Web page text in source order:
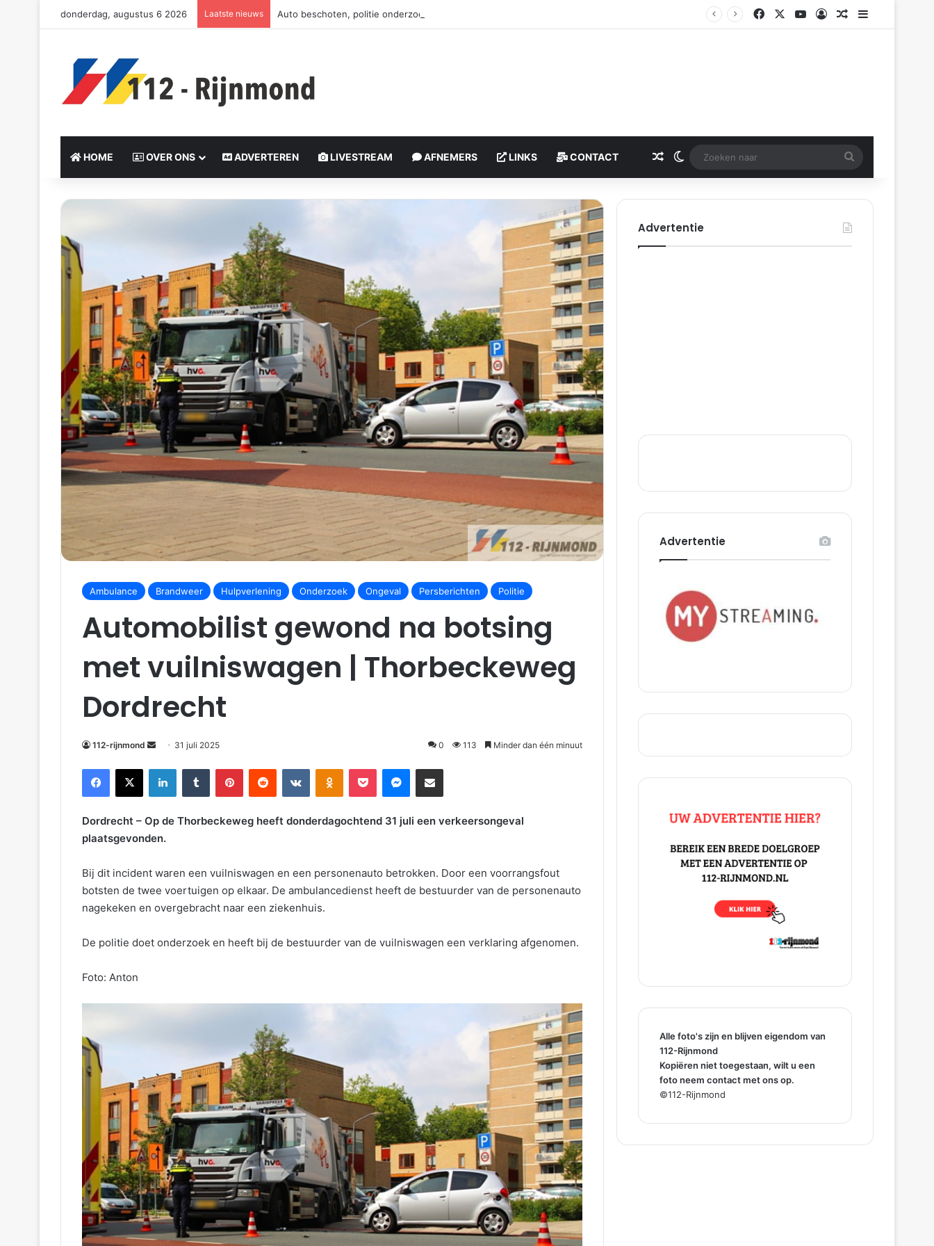
donderdag, augustus 6 2026 Laatste nieuws Auto beschoten, politie onderzoekt incident | Rotterdam-Schiebroek Facebook
X YouTubeLog InGerelateerd artikel
Sidebar
HOME OVER ONS ADVERTEREN LIVESTREAM AFNEMERS LINKS CONTACT Gerelateerd artikel
Switch skin
Zoeken
naar
Ambulance Brandweer Hulpverlening Onderzoek Ongeval Persberichten Politie
Automobilist gewond na botsing
met vuilniswagen | Thorbeckeweg
Dordrecht
112-rijnmond
Send
email
31 juli 2025 0 113 Minder dan één minuut
Facebook
X LinkedInTumblr PinterestReddit VKontakteOdnoklassniki
Pocket Messenger
Deel via E-mail
Dordrecht – Op de Thorbeckeweg heeft donderdagochtend 31 juli een verkeersongeval
plaatsgevonden.
Bij dit incident waren een vuilniswagen en een personenauto betrokken. Door een voorrangsfout
botsten de twee voertuigen op elkaar. De ambulancedienst heeft de bestuurder van de personenauto
nagekeken en overgebracht naar een ziekenhuis.
De politie doet onderzoek en heeft bij de bestuurder van de vuilniswagen een verklaring afgenomen.
Foto: Anton
Advertentie
Advertentie
Alle foto's zijn en blijven eigendom van
112-Rijnmond
Kopiëren niet toegestaan, wilt u een
foto neem contact met ons op.
©112-Rijnmond